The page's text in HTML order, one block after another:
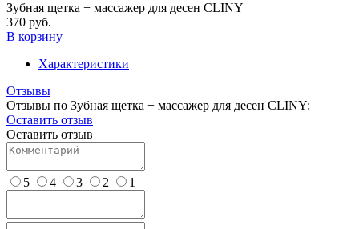
Зубная щетка + массажер для десен CLINY
370 руб.
В корзину
Характеристики
Отзывы
Отзывы по Зубная щетка + массажер для десен CLINY:
Оставить отзыв
Оставить отзыв
5 4 3 2 1